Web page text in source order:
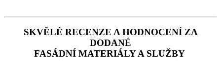
SKVĚLÉ RECENZE A HODNOCENÍ ZA
DODANÉ
FASÁDNÍ MATERIÁLY A SLUŽBY